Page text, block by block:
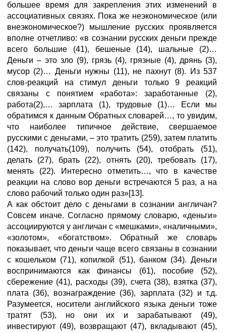
большее время для закрепления этих изменений в
ассоциативных связях. Пока же неэкономическое (или
внеэкономическое?) мышление русских проявляется
вполне отчетливо: «в сознании русских деньги прежде
всего большие (41), бешеные (14), шальные (2)…
Деньги – это зло (9), грязь (4), грязные (4), дрянь (3),
мусор (2)… Деньги нужны (11), не пахнут (8). Из 537
слов-реакций на стимул деньги только 9 реакций
связаны с понятием «работа»: заработанные (2),
работа(2),… зарплата (1), трудовые (1)… Если мы
обратимся к данным Обратных словарей…, то увидим,
что наиболее типичное действие, свершаемое
русскими с деньгами, – это тратить (259), затем платить
(142), получать(109), получить (54), отобрать (51),
делать (27), брать (22), отнять (20), требовать (17),
менять (22). Интересно отметить…, что в качестве
реакции на слово вор деньги встречаются 5 раз, а на
слово рабочий только один раз»[13].
А как обстоит дело с деньгами в сознании англичан?
Совсем иначе. Согласно прямому словарю, «деньги»
ассоциируются у англичан с «мешками», «наличными»,
«золотом», «богатством». Обратный же словарь
показывает, что деньги чаще всего связаны в сознании
с кошельком (71), копилкой (51), банком (34). Деньги
воспринимаются как финансы (61), пособие (52),
сбережение (41), расходы (39), счета (38), взятка (37),
плата (36), вознаграждение (36), зарплата (32) и т.д.
Разумеется, носители английского языка деньги тоже
тратят (53), но они их и зарабатывают (49),
инвестируют (49), возвращают (47), вкладывают (45),